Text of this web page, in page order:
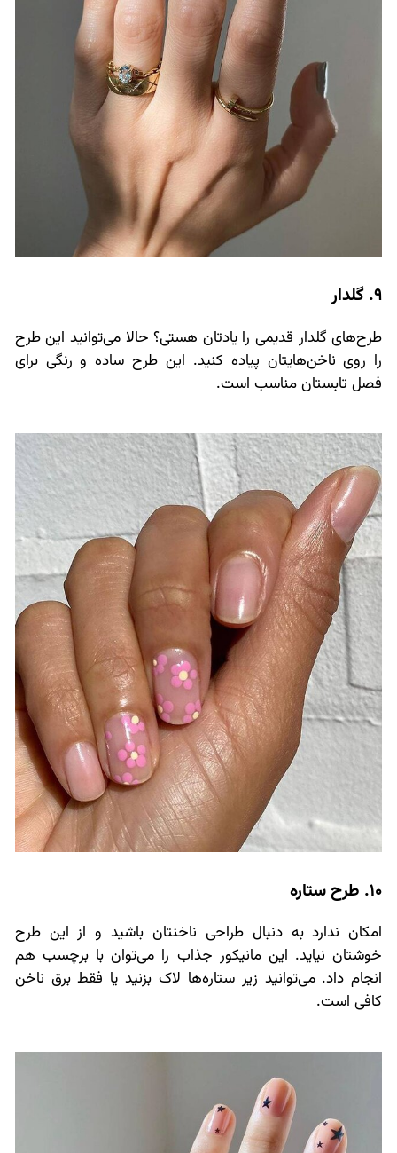
9. گلدار
طرح‌های گلدار قدیمی را یادتان هستی؟ حالا می‌توانید این طرح
را روی ناخن‌هایتان پیاده کنید. این طرح ساده و رنگی برای
فصل تابستان مناسب است.
10. طرح ستاره
امکان ندارد به دنبال طراحی ناخنتان باشید و از این طرح
خوشتان نیاید. این مانیکور جذاب را می‌توان با برچسب هم
انجام داد. می‌توانید زیر ستاره‌ها لاک بزنید یا فقط برق ناخن
کافی است.